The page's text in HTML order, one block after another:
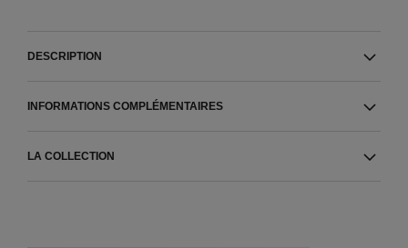
DESCRIPTION
INFORMATIONS COMPLÉMENTAIRES
LA COLLECTION